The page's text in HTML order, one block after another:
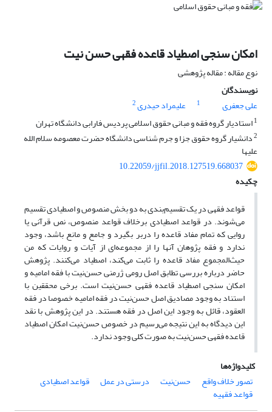
امکان سنجی اصطیاد قاعده فقهی حسن نیت
نوع مقاله : مقاله پژوهشی
نویسندگان
علی جعفری
1 علیمراد حیدری2
1استادیار گروه فقه و مبانی حقوق اسلامی پردیس فارابی دانشگاه تهران
2دانشیار گروه حقوق جزا و جرم شناسی دانشگاه حضرت معصومه سلام الله
علیها
10.22059/jjfil.2018.127519.668037
چکیده
قواعد فقهی در یک تقسیم‌بندی به دو بخش منصوص و اصطیادی تقسیم
می‌شوند. در قواعد اصطیادی برخلاف قواعد منصوص، نص قرآنی یا
روایی که تمام مفاد قاعده را دربر بگیرد و جامع و مانع باشد، وجود
ندارد و فقه پژوهان آنها را از مجموعه‌ای از آیات و روایات که من
حیث‌المجموع مفاد قاعده را ثابت می‌کند، اصطیاد می‌کنند. پژوهش
حاضر درباره بررسی تطابق اصل رومی ژرمنی حسن‌نیت با فقه امامیه و
امکان سنجی اصطیاد قاعده فقهی حسن‌نیت است. برخی محققین با
استناد به وجود مصادیق اصل حسن‌نیت در فقه امامیه خصوصا در فقه
العقود، قائل به وجود این اصل در فقه هستند. در این پژوهش با نقد
این دیدگاه به این نتیجه می‌رسیم در خصوص حسن‌نیت امکان اصطیاد
قاعده فقهی حسن‌نیت به صورت کلی وجود ندارد.
کلیدواژه‌ها
تصور خلاف واقع
حسن‌نیت درستی در عمل قواعد اصطیادی
قواعد فقهیه